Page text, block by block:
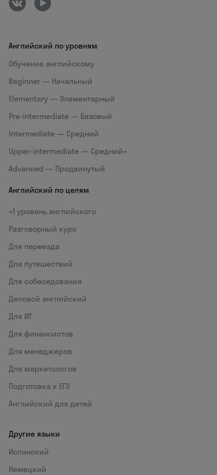
Английский по уровням
Обучение английскому
Beginner — Начальный
Elementary — Элементарный
Pre-intermediate — Базовый
Intermediate — Средний
Upper-intermediate — Средний+
Advanced — Продвинутый
Английский по целям
+1 уровень английского
Разговорный курс
Для переезда
Для путешествий
Для собеседования
Деловой английский
Для ИТ
Для финансистов
Для менеджеров
Для маркетологов
Подготовка к ЕГЭ
Английский для детей
Другие языки
Испанский
Немецкий